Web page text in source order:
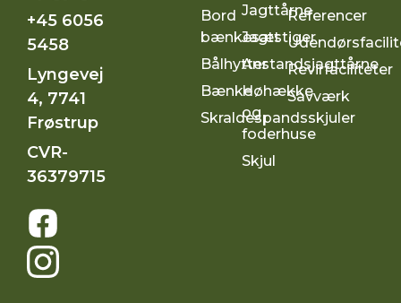
+45 6056
5458
Lyngevej
4, 7741
Frøstrup
CVR-
36379715
Bord
bænkesæt
Bålhytter
Bænke
Skraldespandsskjuler
Jagttårne
Jagtstiger
Anstandsjagttårne
Høhække
og
foderhuse
Skjul
Referencer
Revirfaciliteter
Savværk